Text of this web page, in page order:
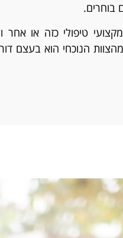
בוחרים.
טיפולי כזה או אחר
הנוכחי הוא בעצם